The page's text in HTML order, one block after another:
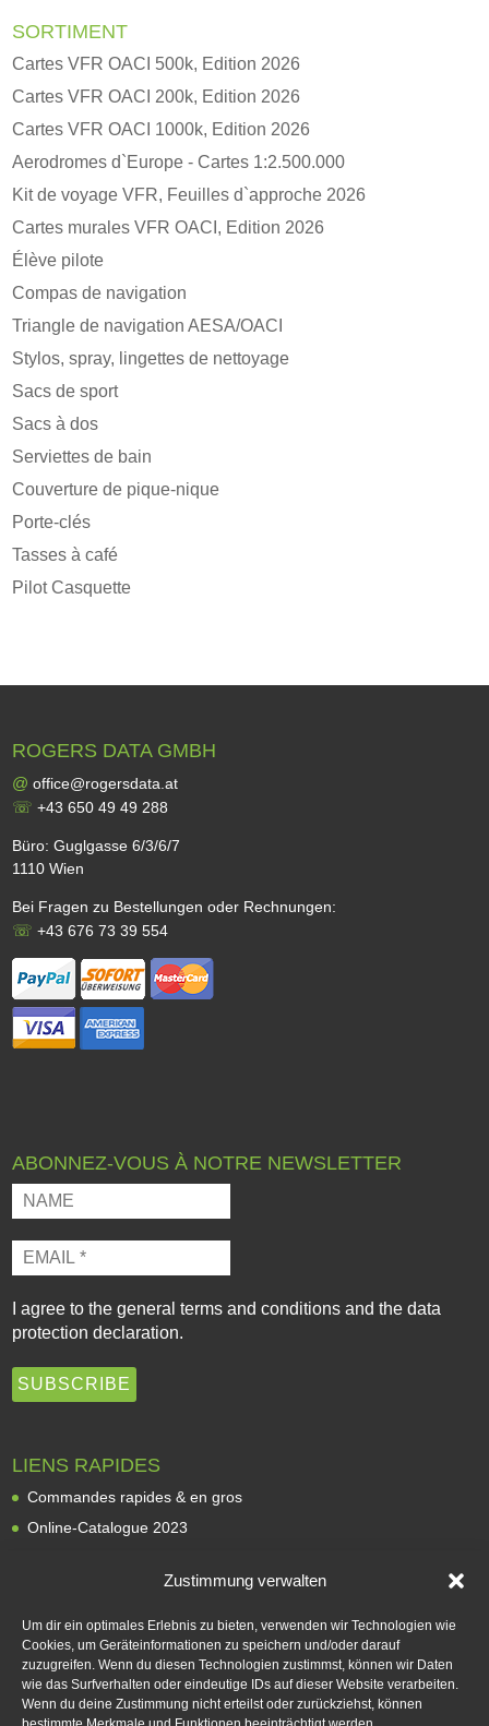
Zustimmung verwalten
Um dir ein optimales Erlebnis zu bieten, verwenden wir Technologien wie
Cookies, um Geräteinformationen zu speichern und/oder darauf
zuzugreifen. Wenn du diesen Technologien zustimmst, können wir Daten
wie das Surfverhalten oder eindeutige IDs auf dieser Website verarbeiten.
Wenn du deine Zustimmung nicht erteilst oder zurückziehst, können
SORTIMENT
Cartes VFR OACI 500k, Edition 2026
Cartes VFR OACI 200k, Edition 2026
Cartes VFR OACI 1000k, Edition 2026
Aerodromes d`Europe - Cartes 1:2.500.000
Kit de voyage VFR, Feuilles d`approche 2026
Cartes murales VFR OACI, Edition 2026
Élève pilote
Compas de navigation
Triangle de navigation AESA/OACI
Stylos, spray, lingettes de nettoyage
Sacs de sport
Sacs à dos
Serviettes de bain
Couverture de pique-nique
Porte-clés
Tasses à café
Pilot Casquette
ROGERS DATA GMBH
@ office@rogersdata.at
☏+43 650 49 49 288
Büro: Guglgasse 6/3/6/7
1110 Wien
Bei Fragen zu Bestellungen oder Rechnungen:
☏+43 676 73 39 554
ABONNEZ-VOUS À NOTRE NEWSLETTER
I agree to thegeneral terms and conditions and thedata
protection declaration.
LIENS RAPIDES
Commandes rapides & en gros
Online-Catalogue 2023
Expédition et livraison
Modes de paiement
Rétractation
Contact